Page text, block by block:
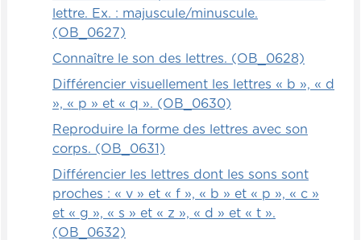
lettre. Ex. : majuscule/minuscule.
(OB_0627)
Connaître le son des lettres. (OB_0628)
Différencier visuellement les lettres « b », « d
», « p » et « q ». (OB_0630)
Reproduire la forme des lettres avec son
corps. (OB_0631)
Différencier les lettres dont les sons sont
proches : « v » et « f », « b » et « p », « c »
et « g », « s » et « z », « d » et « t ».
(OB_0632)